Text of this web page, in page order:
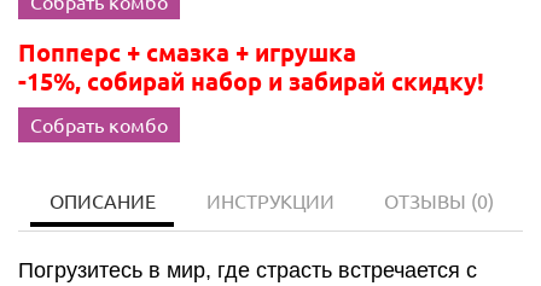
Попперс + смазка + игрушка
-15%, собирай набор и забирай скидку!
Собрать комбо
ОПИСАНИЕ ИНСТРУКЦИИ ОТЗЫВЫ (0)
Погрузитесь в мир, где страсть встречается с